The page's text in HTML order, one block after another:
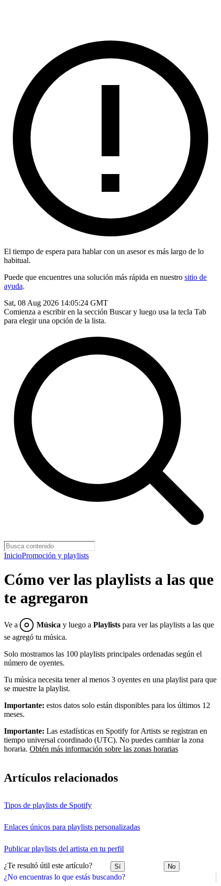
El tiempo de espera para hablar con un asesor es más largo de lo
habitual.
Puede que encuentres una solución más rápida en nuestro sitio de
ayuda.
Sat, 08 Aug 2026 14:05:24 GMT
Comienza a escribir en la sección Buscar y luego usa la tecla Tab
para elegir una opción de la lista.
InicioPromoción y playlists
¿No encuentras lo que estás buscando?
Cómo ver las playlists a las que
te agregaron
Ve a Música y luego a Playlists para ver las playlists a las que
se agregó tu música.
Solo mostramos las 100 playlists principales ordenadas según el
número de oyentes.
Tu música necesita tener al menos 3 oyentes en una playlist para que
se muestre la playlist.
Importante: estos datos solo están disponibles para los últimos 12
meses.
Importante: Las estadísticas en Spotify for Artists se registran en
tiempo universal coordinado (UTC). No puedes cambiar la zona
horaria. Obtén más información sobre las zonas horarias
Artículos relacionados
Tipos de playlists de Spotify
Enlaces únicos para playlists personalizadas
Publicar playlists del artista en tu perfil
¿Te resultó útil este artículo? Sí No